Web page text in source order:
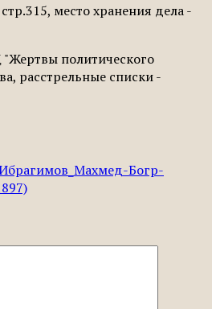
место хранения дела -
"Жертвы политического
расстрельные списки -
Богр-